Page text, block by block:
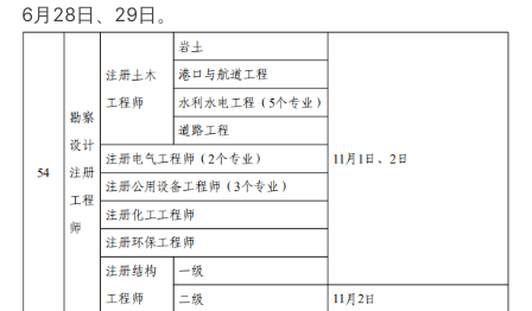
6月28日、29日。